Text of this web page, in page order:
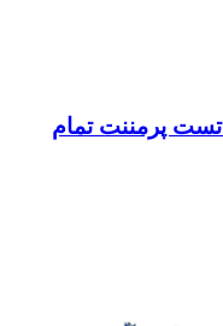
کابل شبکه Cat6a نگزنس FFTP تست پرمننت تمام